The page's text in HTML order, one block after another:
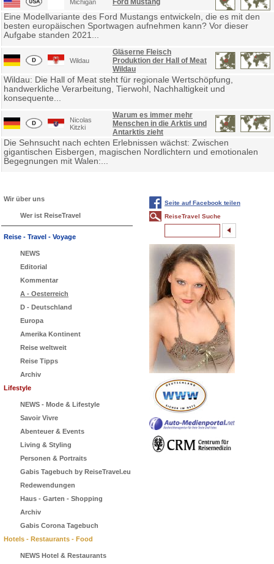
Michigan Ford Mustang
Eine Modellvariante des Ford Mustangs entwickeln, die es mit den
besten europäischen Sportwagen aufnehmen kann? Vor dieser
Aufgabe standen 2021...
Wildau
Gläserne Fleisch
Produktion der Hall of Meat
Wildau
Wildau: Die Hall of Meat steht für regionale Wertschöpfung,
handwerkliche Verarbeitung, Tierwohl, Nachhaltigkeit und
konsequente...
Nicolas
Kitzki
Warum es immer mehr
Menschen in die Arktis und
Antarktis zieht
Die Sehnsucht nach echten Erlebnissen wächst: Zwischen
gigantischen Eisbergen, magischen Nordlichtern und emotionalen
Begegnungen mit Walen:...
Wir über uns
Wer ist ReiseTravel
Reise - Travel - Voyage
NEWS
Editorial
Kommentar
A - Oesterreich
D - Deutschland
Europa
Amerika Kontinent
Reise weltweit
Reise Tipps
Archiv
Lifestyle
NEWS - Mode & Lifestyle
Savoir Vivre
Abenteuer & Events
Living & Styling
Personen & Portraits
Gabis Tagebuch by ReiseTravel.eu
Redewendungen
Haus - Garten - Shopping
Archiv
Gabis Corona Tagebuch
Hotels - Restaurants - Food
NEWS Hotel & Restaurants
Seite auf Facebook teilen
ReiseTravel Suche